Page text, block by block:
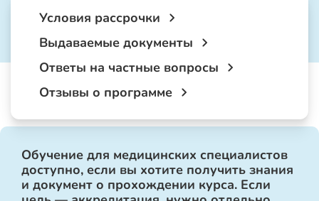
Условия рассрочки
Выдаваемые документы
Ответы на частные вопросы
Отзывы о программе
Обучение для медицинских специалистов
доступно, если вы хотите получить знания
и документ о прохождении курса. Если